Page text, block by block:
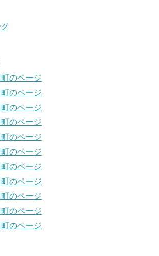
のページ
のページ
のページ
のページ
のページ
のページ
のページ
のページ
のページ
のページ
のページ